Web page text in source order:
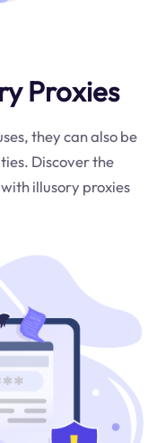
Proxies
they can also be
Discover the
illusory proxies